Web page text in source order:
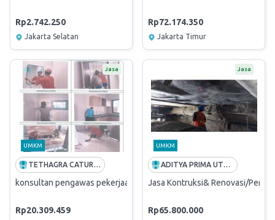
Rp2.742.250
Jakarta Selatan
Rp72.174.350
Jakarta Timur
Jasa
UMKM
TETHAGRA CATUR MATRA
konsultan pengawas pekerjaan pembangunan rumdin Jl. Kartini
Rp20.309.459
Jasa
UMKM
ADITYA PRIMA UTAMA
Jasa Kontruksi& Renovasi/
Rp65.800.000